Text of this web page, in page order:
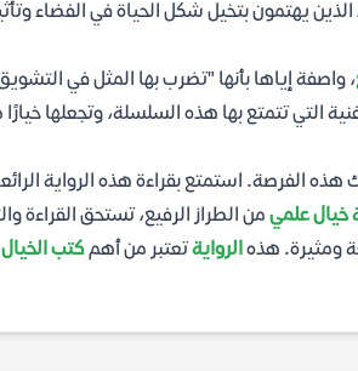
يهتمون بتخيل شكل الحياة في الفضاء
، واصفة إياها بأنها "تضرب بها المثل في
التي تتمتع بها هذه السلسلة، وتجعلها خيارًا
هذه الفرصة. استمتع بقراءة هذه الرواية
خيال علمي من الطراز الرفيع، تستحق القراءة
ومثيرة. هذهالروايةتعتبر من أهمكتب